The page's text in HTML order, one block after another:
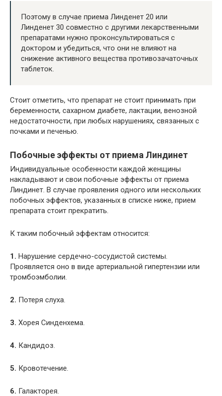
Поэтому в случае приема Линденет 20 или
Линденет 30 совместно с другими лекарственными
препаратами нужно проконсультироваться с
доктором и убедиться, что они не влияют на
снижение активного вещества противозачаточных
таблеток.
Стоит отметить, что препарат не стоит принимать при
беременности, сахарном диабете, лактации, венозной
недостаточности, при любых нарушениях, связанных с
почками и печенью.
Побочные эффекты от приема Линдинет
Индивидуальные особенности каждой женщины
накладывают и свои побочные эффекты от приема
Линдинет. В случае проявления одного или нескольких
побочных эффектов, указанных в списке ниже, прием
препарата стоит прекратить.
К таким побочный эффектам относится:
1. Нарушение сердечно-сосудистой системы.
Проявляется оно в виде артериальной гипертензии или
тромбоэмболии.
2. Потеря слуха.
3. Хорея Синденхема.
4. Кандидоз.
5. Кровотечение.
6. Галакторея.